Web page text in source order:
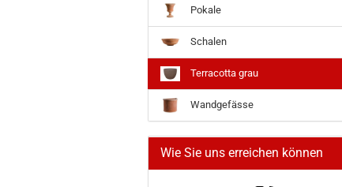
Pokale
Schalen
Terracotta grau
Wandgefässe
Wie Sie uns erreichen können